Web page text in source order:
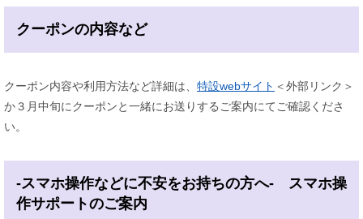
クーポンの内容など
クーポン内容や利用方法など詳細は、 特設webサイト ＜外部リンク＞
か３月中旬にクーポンと一緒にお送りするご案内にてご確認くださ
い。
-スマホ操作などに不安をお持ちの方へ- スマホ操
作サポートのご案内